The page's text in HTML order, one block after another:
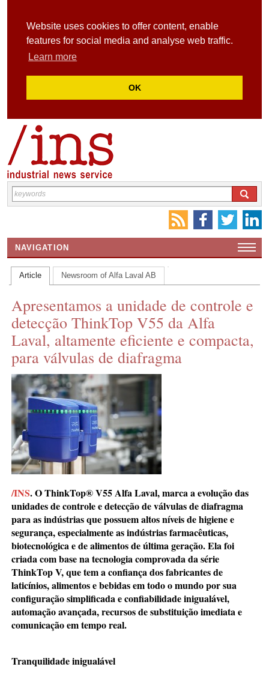
Website uses cookies to offer content, enable
features for social media and analyse web traffic.
Learn more
OK
NAVIGATION
HOME
CONTACT US
INS MAIN WEBSITE
ABOUT US
Article Newsroom of Alfa Laval AB
Apresentamos a unidade de controle e
detecção ThinkTop V55 da Alfa
Laval, altamente eficiente e compacta,
para válvulas de diafragma
/INS.O ThinkTop® V55 Alfa Laval, marca a evolução das
unidades de controle e detecção de válvulas de diafragma
para asindústrias que possuem altos níveis de higiene e
segurança, especialmente as indústriasfarmacêuticas,
biotecnológica ede alimentosde última geração. Ela foi
criada com base na tecnologia comprovada da série
ThinkTop V,que tem a confiança dos fabricantes de
laticínios, alimentos e bebidas em todo o mundo por sua
configuração simplificada e confiabilidade inigualável,
automação avançada,recursos de substituição imediatae
comunicação em tempo real.
Tranquilidade inigualável